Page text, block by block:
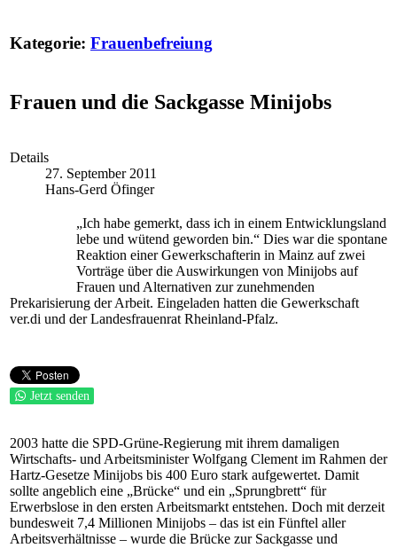
Kategorie: Frauenbefreiung
Frauen und die Sackgasse Minijobs
Details
27. September 2011
Hans-Gerd Öfinger
„Ich habe gemerkt, dass ich in einem Entwicklungsland
lebe und wütend geworden bin.“ Dies war die spontane
Reaktion einer Gewerkschafterin in Mainz auf zwei
Vorträge über die Auswirkungen von Minijobs auf
Frauen und Alternativen zur zunehmenden
Prekarisierung der Arbeit. Eingeladen hatten die Gewerkschaft
ver.di und der Landesfrauenrat Rheinland-Pfalz.
Jetzt senden
2003 hatte die SPD-Grüne-Regierung mit ihrem damaligen
Wirtschafts- und Arbeitsminister Wolfgang Clement im Rahmen der
Hartz-Gesetze Minijobs bis 400 Euro stark aufgewertet. Damit
sollte angeblich eine „Brücke“ und ein „Sprungbrett“ für
Erwerbslose in den ersten Arbeitsmarkt entstehen. Doch mit derzeit
bundesweit 7,4 Millionen Minijobs – das ist ein Fünftel aller
Arbeitsverhältnisse – wurde die Brücke zur Sackgasse und